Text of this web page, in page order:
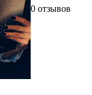
0 отзывов